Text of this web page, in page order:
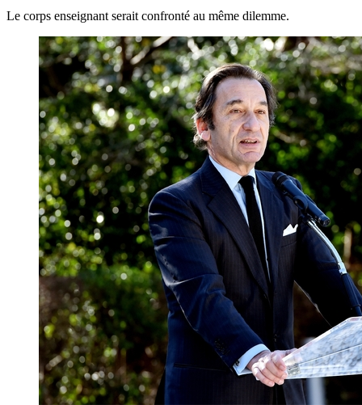
Le corps enseignant serait confronté au même dilemme.